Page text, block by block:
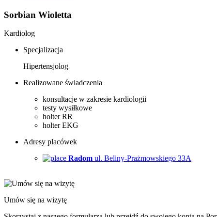
Sorbian Wioletta
Kardiolog
Specjalizacja
Hipertensjolog
Realizowane świadczenia
konsultacje w zakresie kardiologii
testy wysiłkowe
holter RR
holter EKG
Adresy placówek
Radom ul. Beliny-Prażmowskiego 33A
Umów się na wizytę